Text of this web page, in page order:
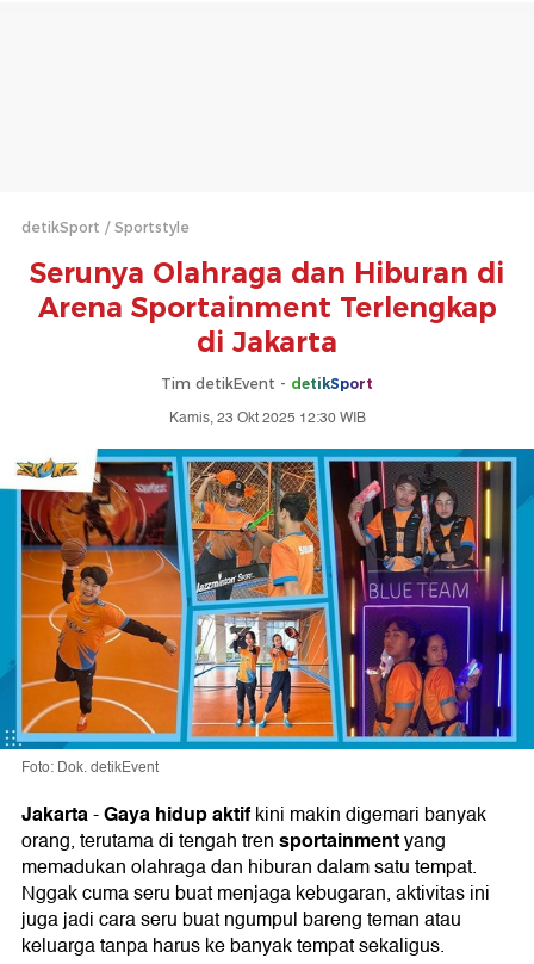
detikSport Sportstyle
Serunya Olahraga dan Hiburan di
Arena Sportainment Terlengkap
di Jakarta
Tim detikEvent - detikSport
Kamis, 23 Okt 2025 12:30 WIB
Foto: Dok. detikEvent
Jakarta-Gaya hidup aktifkini makin digemari banyak
orang, terutama di tengah trensportainmentyang
memadukan olahraga dan hiburan dalam satu tempat.
Nggak cuma seru buat menjaga kebugaran, aktivitas ini
juga jadi cara seru buat ngumpul bareng teman atau
keluarga tanpa harus ke banyak tempat sekaligus.